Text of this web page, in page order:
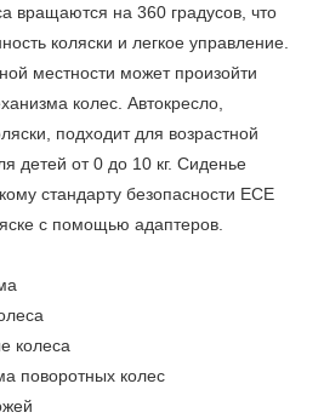
вращаются на 360 градусов, что
коляски и легкое управление.
местности может произойти
колес. Автокресло,
подходит для возрастной
детей от 0 до 10 кг. Сиденье
стандарту безопасности ECE
с помощью адаптеров.
колеса
поворотных колес